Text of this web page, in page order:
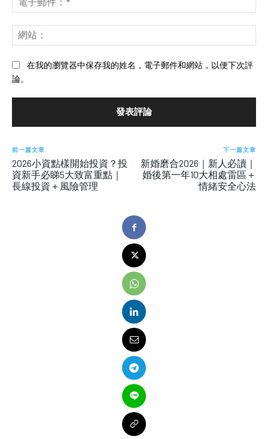
子
郵
*站
在我的瀏覽器中保存我的姓名，電子郵件和網站，以便下次評
論。
前一篇文章
2026小資點樣開始投資？投
資新手必睇5大致富重點｜
長線投資＋風險管理
下一篇文章
新婚磨合2026｜新人必讀｜
婚後第一年10大相處雷區＋
情緒安全心法